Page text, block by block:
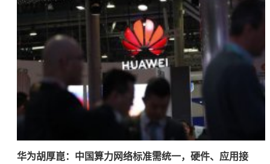
华为胡厚崑：中国算力网络标准需统一，硬件、应用接